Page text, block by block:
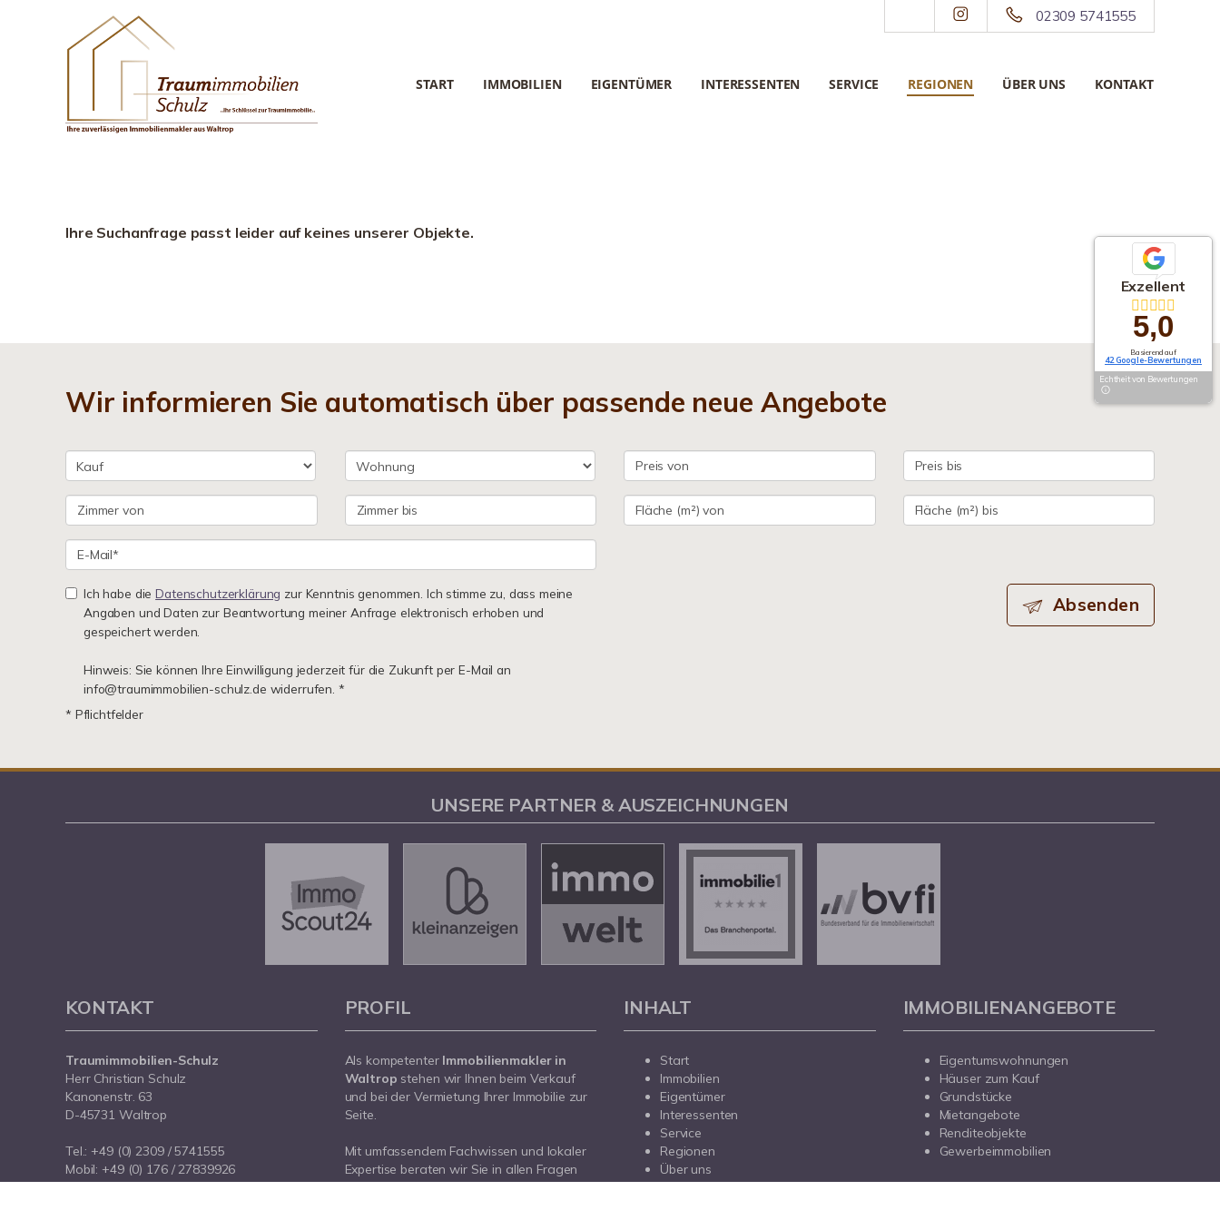
02309 5741555
START IMMOBILIEN EIGENTÜMER INTERESSENTEN SERVICE REGIONEN ÜBER UNS KONTAKT
Ihre Suchanfrage passt leider auf keines unserer Objekte.
Wir informieren Sie automatisch über passende neue Angebote
Ich habe dieDatenschutzerklärung zur Kenntnis genommen. Ich stimme zu, dass meine
Angaben und Daten zur Beantwortung meiner Anfrage elektronisch erhoben und
gespeichert werden.
Hinweis: Sie können Ihre Einwilligung jederzeit für die Zukunft per E-Mail an
info@traumimmobilien-schulz.de widerrufen. *
* Pflichtfelder
Absenden
Exzellent
5,0
Basierend auf
42 Google-Bewertungen
Echtheit von Bewertungen
UNSERE PARTNER & AUSZEICHNUNGEN
KONTAKT
Traumimmobilien-Schulz
Herr Christian Schulz
Kanonenstr. 63
D-45731 Waltrop
Tel.: +49 (0) 2309 / 5741555
Mobil: +49 (0) 176 / 27839926
E-Mail:info@traumimmobilien-schulz.de
PROFIL
Als kompetenter Immobilienmakler in
Waltrop stehen wir Ihnen beim Verkauf
und bei der Vermietung Ihrer Immobilie zur
Seite.
Mit umfassendem Fachwissen und lokaler
Expertise beraten wir Sie in allen Fragen
rund um Ihr Haus oder Ihre Wohnung in
INHALT
Start
Immobilien
Eigentümer
Interessenten
Service
Regionen
Über uns
Kontakt
IMMOBILIENANGEBOTE
Eigentumswohnungen
Häuser zum Kauf
Grundstücke
Mietangebote
Renditeobjekte
Gewerbeimmobilien